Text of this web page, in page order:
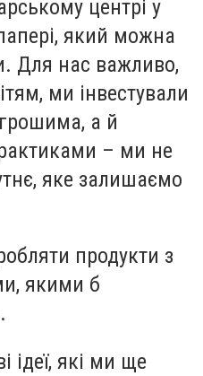
центрі у
який можна
Для нас важливо,
ми інвестували
а й
– ми не
яке залишаємо
продукти з
якими б
ідеї, які ми ще